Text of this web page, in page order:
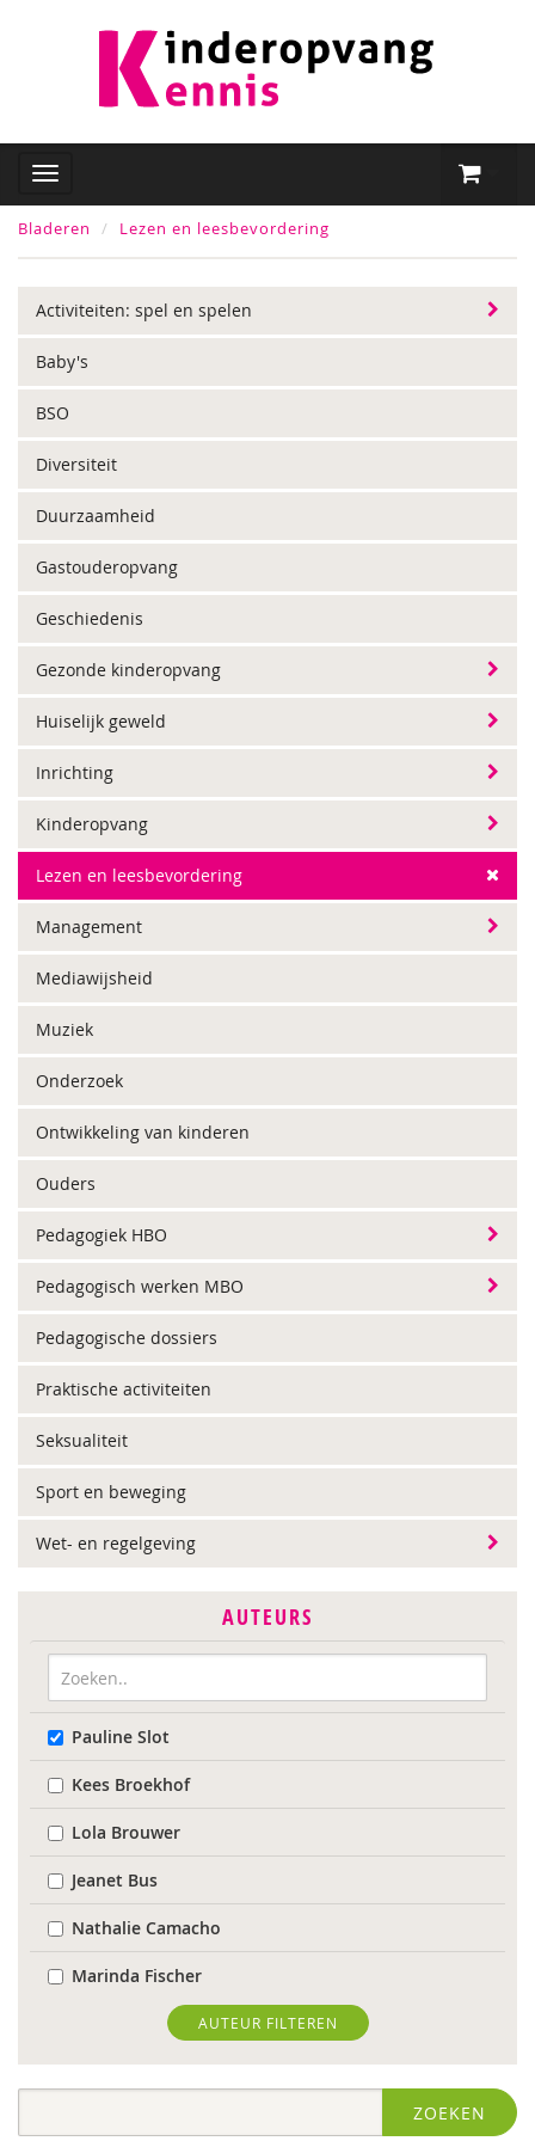
Bladeren Lezen en leesbevordering
Activiteiten: spel en spelen
Baby's
BSO
Diversiteit
Duurzaamheid
Gastouderopvang
Geschiedenis
Gezonde kinderopvang
Huiselijk geweld
Inrichting
Kinderopvang
Lezen en leesbevordering
Management
Mediawijsheid
Muziek
Onderzoek
Ontwikkeling van kinderen
Ouders
Pedagogiek HBO
Pedagogisch werken MBO
Pedagogische dossiers
Praktische activiteiten
Seksualiteit
Sport en beweging
Wet- en regelgeving
AUTEURS
Pauline Slot
Kees Broekhof
Lola Brouwer
Jeanet Bus
Nathalie Camacho
Marinda Fischer
Sieneke Goorhuis-Brouwer
Jolien Hesselberth
AUTEUR FILTEREN
ZOEKEN